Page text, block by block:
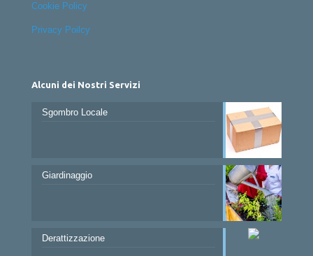
Cookie Policy
Privacy Poilcy
Alcuni dei Nostri Servizi
Sgombro Locale
Giardinaggio
Derattizzazione